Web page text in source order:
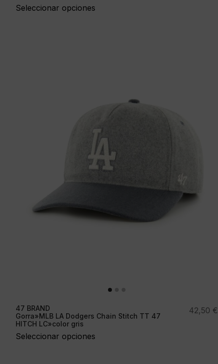
Seleccionar opciones
47 BRAND
Gorra»MLB LA Dodgers Chain Stitch TT 47
HITCH LC»color gris
Seleccionar opciones
42,50 €